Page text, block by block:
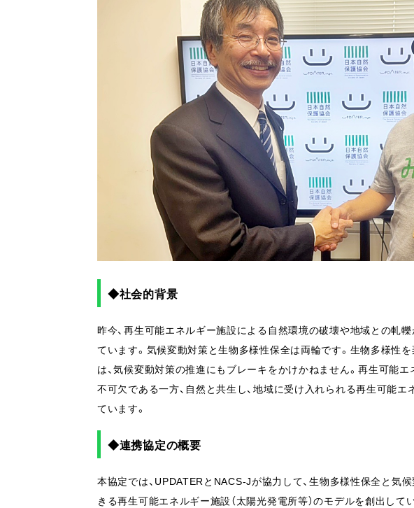
◆社会的背景
昨今、再生可能エネルギー施設による自然環境の破壊や地域との軋
ています。気候変動対策と生物多様性保全は両輪です。生物多様性
は、気候変動対策の推進にもブレーキをかけかねません。再生可能
不可欠である一方、自然と共生し、地域に受け入れられる再生可能エ
ています。
◆連携協定の概要
本協定では、UPDATERとNACS-Jが協力して、生物多様性保全と気
きる再生可能エネルギー施設（太陽光発電所等）のモデルを創出し